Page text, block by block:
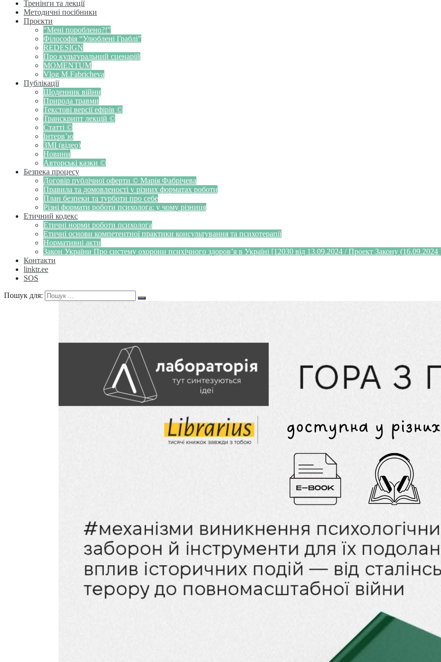
Тренінги та лекції
Методичні посібники
Проєкти
“Мені пороблено?!”
Філософія “Улюблені Граблі”
REDESIGN
Про культуральний сценарій
MOMENTUM
Vlog M.Fabricheva
Публікації
Щоденник війни
Природа травми
Текстові версії ефірів ©
Транскрипт лекцій ©
Статті ©
Інтерв’ю
ЗМІ (відео)
Новини
Авторські казки ©
Безпека процесу
Договір публічної оферти © Марія Фабрічева
Правила та домовленості у різних форматах роботи
План безпеки та турботи про себе
Різні формати роботи психолога: у чому різниця
Етичний кодекс
Етичні норми роботи психолога
Етичні основи компетентної практики консультування та психотерапії
Нормативні акти
Закон України Про систему охорони психічного здоров’я в Україні [12030 від 13.09.2024 / Проект Закону (16.09.2024
Контакти
linktr.ee
SOS
Пошук для: